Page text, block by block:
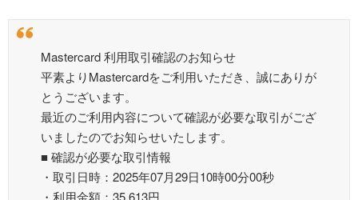
Mastercard 利用取引確認のお知らせ
平素よりMastercardをご利用いただき、誠にありが
とうございます。
最近のご利用内容について確認が必要な取引がござ
いましたのでお知らせいたします。
■ 確認が必要な取引情報
・取引日時：2025年07月29日10時00分00秒
・利用金額：35,613円